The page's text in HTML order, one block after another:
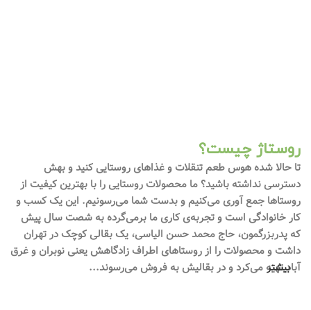
روستاژ چیست؟
تا حالا شده هوس طعم تنقلات و غذاهای روستایی کنید و بهش
دسترسی نداشته باشید؟ ما محصولات روستایی را با بهترین کیفیت از
روستاها جمع آوری می‌کنیم و بدست شما می‌رسونیم. این یک کسب و
کار خانوادگی است و تجربه‌ی کاری ما برمی‌گرده به شصت سال پیش
که پدربزرگمون، حاج محمد حسن الیاسی، یک بقالی کوچک در تهران
داشت و محصولات را از روستاهای اطراف زادگاهش یعنی نوبران و غرق
آباد تهیه می‌کرد و در بقالیش به فروش می‌رسوند...
بیشتر